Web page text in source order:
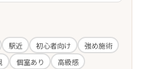
駅近 初心者向け
強め施術
個室あり
高級感